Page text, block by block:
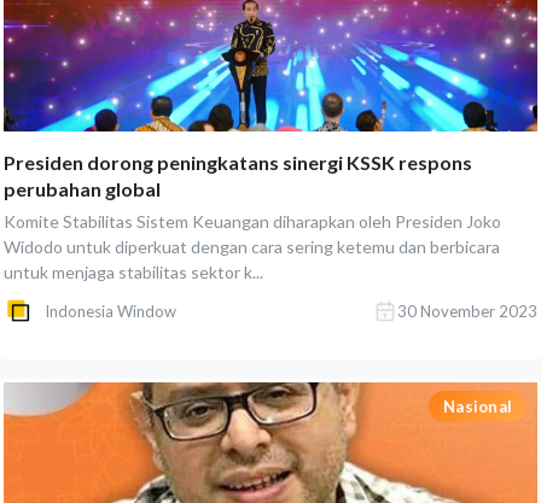
Presiden dorong peningkatans sinergi KSSK respons
perubahan global
Komite Stabilitas Sistem Keuangan diharapkan oleh Presiden Joko
Widodo untuk diperkuat dengan cara sering ketemu dan berbicara
untuk menjaga stabilitas sektor k...
Indonesia Window 30 November 2023
Nasional